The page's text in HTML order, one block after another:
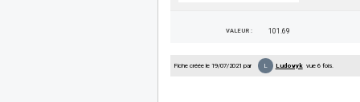
VALEUR : 101.69
Fiche créée le 19/07/2021 par L Ludovykvue 6 fois.